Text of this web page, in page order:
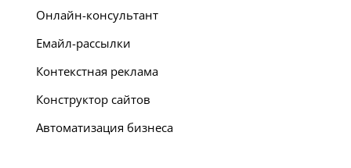
Онлайн-консультант
Емайл-рассылки
Контекстная реклама
Конструктор сайтов
Автоматизация бизнеса